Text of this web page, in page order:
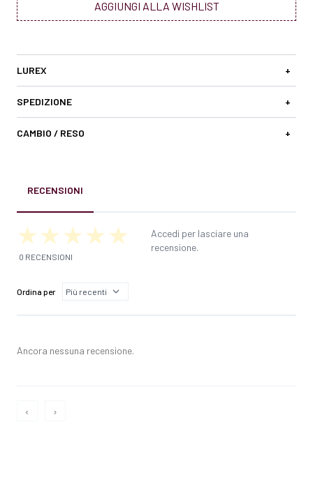
AGGIUNGI ALLA WISHLIST
LUREX +
SPEDIZIONE +
CAMBIO / RESO +
RECENSIONI
0 RECENSIONI
Accedi per lasciare una
recensione.
Ordina per
Ancora nessuna recensione.
‹ ›